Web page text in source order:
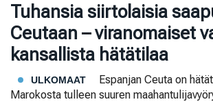
Tuhansia siirtolaisia
Ceutaan – viranomaiset
kansallista hätätilaa
ULKOMAAT
Espanjan Ceuta on
Marokosta tulleen suuren